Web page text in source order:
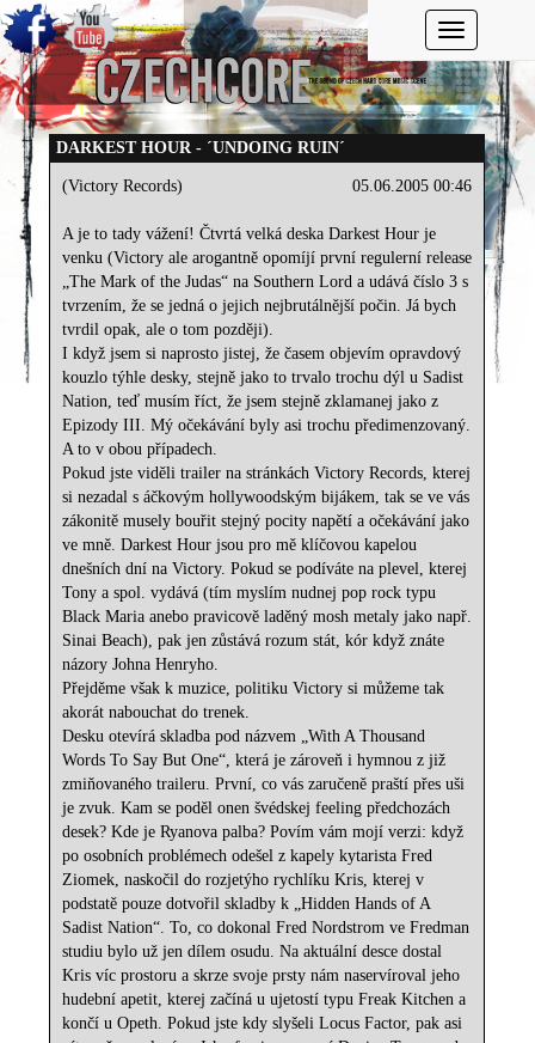
Toggle
DARKEST HOUR - ´UNDOING RUIN´
05.06.2005 00:46
(Victory Records)
A je to tady vážení! Čtvrtá velká deska Darkest Hour je
venku (Victory ale arogantně opomíjí první regulerní release
„The Mark of the Judas“ na Southern Lord a udává číslo 3 s
tvrzením, že se jedná o jejich nejbrutálnější počin. Já bych
tvrdil opak, ale o tom později).
I když jsem si naprosto jistej, že časem objevím opravdový
kouzlo týhle desky, stejně jako to trvalo trochu dýl u Sadist
Nation, teď musím říct, že jsem stejně zklamanej jako z
Epizody III. Mý očekávání byly asi trochu předimenzovaný.
A to v obou případech.
Pokud jste viděli trailer na stránkách Victory Records, kterej
si nezadal s áčkovým hollywoodským bijákem, tak se ve vás
zákonitě musely bouřit stejný pocity napětí a očekávání jako
ve mně. Darkest Hour jsou pro mě klíčovou kapelou
dnešních dní na Victory. Pokud se podíváte na plevel, kterej
Tony a spol. vydává (tím myslím nudnej pop rock typu
Black Maria anebo pravicově laděný mosh metaly jako např.
Sinai Beach), pak jen zůstává rozum stát, kór když znáte
názory Johna Henryho.
Přejděme však k muzice, politiku Victory si můžeme tak
akorát nabouchat do trenek.
Desku otevírá skladba pod názvem „With A Thousand
Words To Say But One“, která je zároveň i hymnou z již
zmiňovaného traileru. První, co vás zaručeně praští přes uši
je zvuk. Kam se poděl onen švédskej feeling předchozách
desek? Kde je Ryanova palba? Povím vám mojí verzi: když
po osobních problémech odešel z kapely kytarista Fred
Ziomek, naskočil do rozjetýho rychlíku Kris, kterej v
podstatě pouze dotvořil skladby k „Hidden Hands of A
Sadist Nation“. To, co dokonal Fred Nordstrom ve Fredman
studiu bylo už jen dílem osudu. Na aktuální desce dostal
Kris víc prostoru a skrze svoje prsty nám naservíroval jeho
hudební apetit, kterej začíná u ujetostí typu Freak Kitchen a
končí u Opeth. Pokud jste kdy slyšeli Locus Factor, pak asi